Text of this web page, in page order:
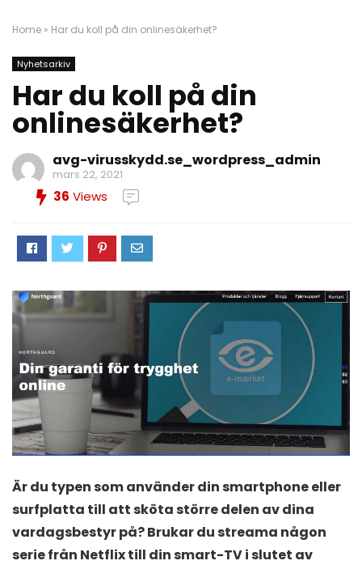
Home » Har du koll på din onlinesäkerhet?
Nyhetsarkiv
Har du koll på din
onlinesäkerhet?
avg-virusskydd.se_wordpress_admin
mars 22, 2021
36 Views
Är du typen som använder din smartphone eller
surfplatta till att sköta större delen av dina
vardagsbestyr på? Brukar du streama någon
serie från Netflix till din smart-TV i slutet av